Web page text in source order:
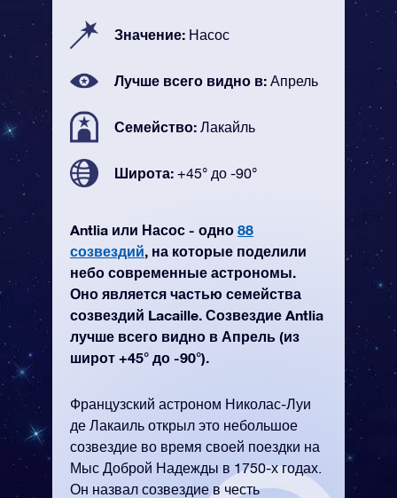
Значение: Насос
Лучше всего видно в: Апрель
Семейство: Лакайль
Широта: +45° до -90°
Antlia или Насос - одно 88
созвездий, на которые поделили
небо современные астрономы.
Оно является частью семейства
созвездий Lacaille. Созвездие Antlia
лучше всего видно в Апрель (из
широт +45° до -90°).
Французский астроном Николас-Луи
де Лакаиль открыл это небольшое
созвездие во время своей поездки на
Мыс Доброй Надежды в 1750-х годах.
Он назвал созвездие в честь